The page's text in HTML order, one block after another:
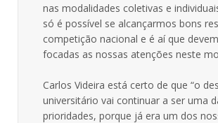
nas modalidades coletivas e
só é possível se alcançarmos bons
competição nacional e é aí que
focadas as nossas atenções neste
Carlos Videira está certo de que “o
universitário vai continuar a ser uma
prioridades, porque já era um dos